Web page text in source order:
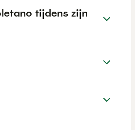
tijdens zijn